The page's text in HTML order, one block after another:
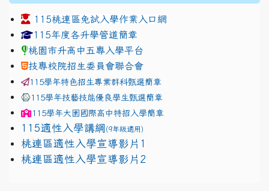
115桃連區免試入學作業入口網
link to https://www.jhjhs.tyc.edu.tw/modules/
115年度各升學管道簡章
桃園市升高中五專入學平台
技專校院招生委員會聯合會
115學年特色招生專業群科甄選簡章
115學年技藝技能優良學生甄選簡章
115學年大園國際高中特招入學簡章
115適性入學講綱 (9年級適用)
link to https://docs.google.com/presentation/d/
桃連區適性入學宣導影片1
link to https://docs.google.com/presentation/d/
桃連區適性入學宣導影片2